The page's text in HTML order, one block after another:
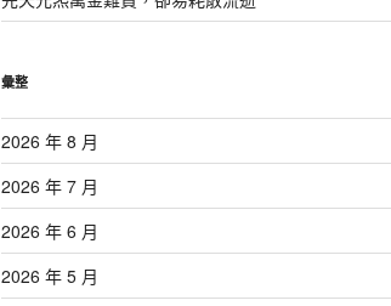
彙整
2026 年 8 月
2026 年 7 月
2026 年 6 月
2026 年 5 月